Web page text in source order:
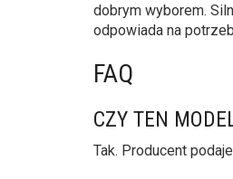
dobrym wyborem.
odpowiada na
FAQ
CZY TEN
Tak. Producent